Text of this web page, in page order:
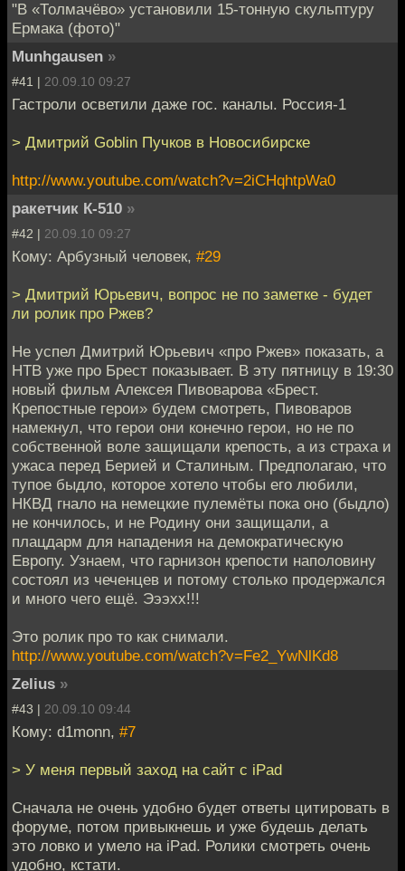
"В «Толмачёво» установили 15-тонную скульптуру
Ермака (фото)"
Munhgausen »
#41 | 20.09.10 09:27
Гастроли осветили даже гос. каналы. Россия-1
> Дмитрий Goblin Пучков в Новосибирске
http://www.youtube.com/watch?v=2iCHqhtpWa0
ракетчик К-510 »
#42 | 20.09.10 09:27
Кому: Арбузный человек, #29
> Дмитрий Юрьевич, вопрос не по заметке - будет
ли ролик про Ржев?
Не успел Дмитрий Юрьевич «про Ржев» показать, а
НТВ уже про Брест показывает. В эту пятницу в 19:30
новый фильм Алексея Пивоварова «Брест.
Крепостные герои» будем смотреть, Пивоваров
намекнул, что герои они конечно герои, но не по
собственной воле защищали крепость, а из страха и
ужаса перед Берией и Сталиным. Предполагаю, что
тупое быдло, которое хотело чтобы его любили,
НКВД гнало на немецкие пулемёты пока оно (быдло)
не кончилось, и не Родину они защищали, а
плацдарм для нападения на демократическую
Европу. Узнаем, что гарнизон крепости наполовину
состоял из чеченцев и потому столько продержался
и много чего ещё. Эээхх!!!
Это ролик про то как снимали.
http://www.youtube.com/watch?v=Fe2_YwNlKd8
Zelius »
#43 | 20.09.10 09:44
Кому: d1monn, #7
> У меня первый заход на сайт с iPad
Сначала не очень удобно будет ответы цитировать в
форуме, потом привыкнешь и уже будешь делать
это ловко и умело на iPad. Ролики смотреть очень
удобно, кстати.